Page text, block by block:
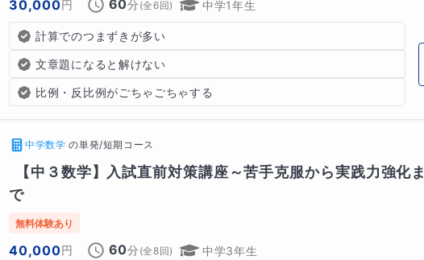
30,000円 60分 (全6回) 中学1年生
計算でのつまずきが多い
文章題になると解けない
比例・反比例がごちゃごちゃする
中学数学 の単発/短期コース
【中３数学】入試直前対策講座～苦手克服から実践力強化ま
で
無料体験あり
40,000円 60分 (全8回) 中学3年生